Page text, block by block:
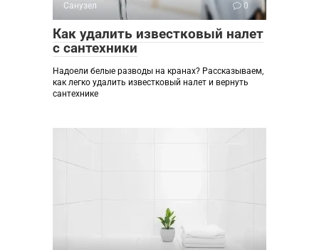
Санузел 0
Как удалить известковый налет
с сантехники
Надоели белые разводы на кранах? Рассказываем,
как легко удалить известковый налет и вернуть
сантехнике